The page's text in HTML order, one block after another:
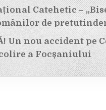
Catehetic –
de
Un nou accident pe
a Focșaniului